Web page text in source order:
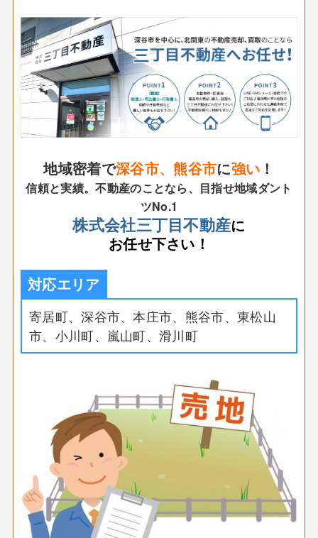
地域密着で深谷市、熊谷市に強い ！
信頼と実績。不動産のことなら、目指せ地域ダント
ツNo.1
株式会社三丁目不動産に
お任せ下さい！
対応エリア
寄居町、深谷市、本庄市、熊谷市、東松山
市、小川町、嵐山町、滑川町